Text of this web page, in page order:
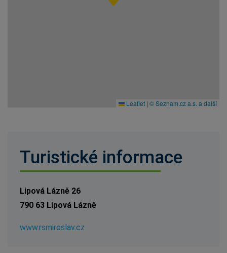
Leaflet | © Seznam.cz a.s. a další
Turistické informace
Lipová Lázně 26
790 63 Lipová Lázně
www.rsmiroslav.cz